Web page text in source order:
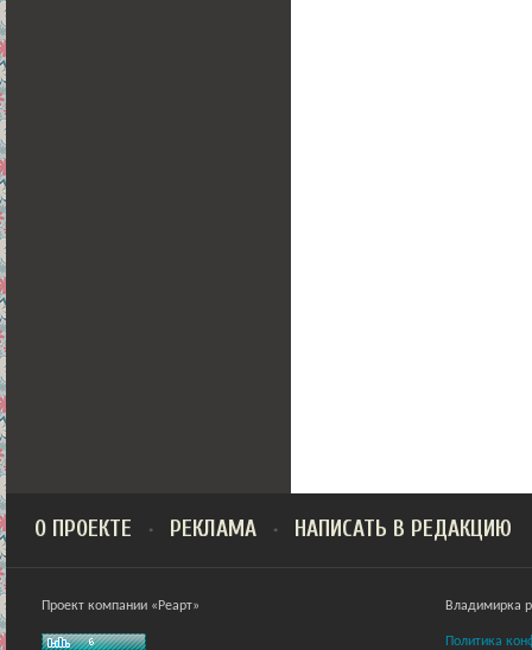
О ПРОЕКТЕ РЕКЛАМА НАПИСАТЬ В РЕДАКЦИЮ
Проект компании «Реарт» Владимирка
Политика